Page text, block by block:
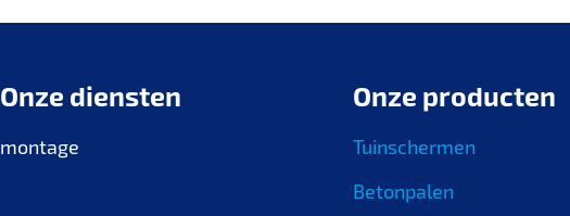
Onze diensten
montage
Onze producten
Tuinschermen
Betonpalen